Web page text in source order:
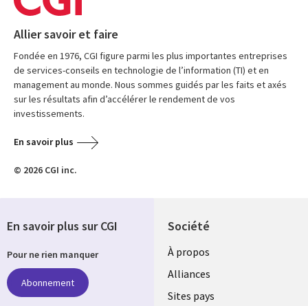
Allier savoir et faire
Fondée en 1976, CGI figure parmi les plus importantes entreprises
de services-conseils en technologie de l’information (TI) et en
management au monde. Nous sommes guidés par les faits et axés
sur les résultats afin d’accélérer le rendement de vos
investissements.
En savoir plus
© 2026 CGI inc.
Société
À propos
Alliances
Sites pays
En savoir plus sur CGI
Pour ne rien manquer
Abonnement